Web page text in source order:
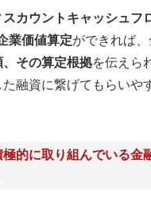
スカウントキャッシュフ
業価値算定ができれば
その算定根拠を伝えら
融資に繋げてもらいや
極的に取り組んでいる金